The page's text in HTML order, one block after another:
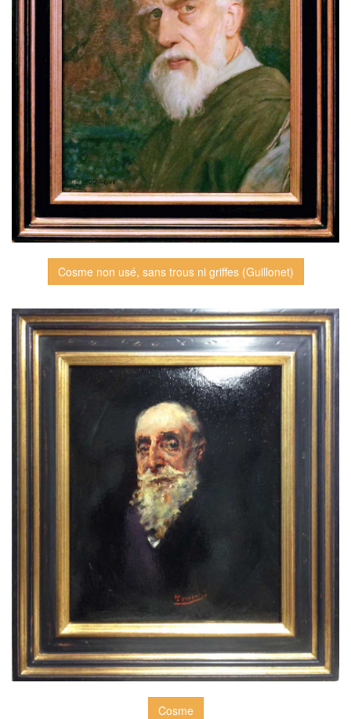
Cosme non usé, sans trous ni griffes (Guillonet)
Cosme